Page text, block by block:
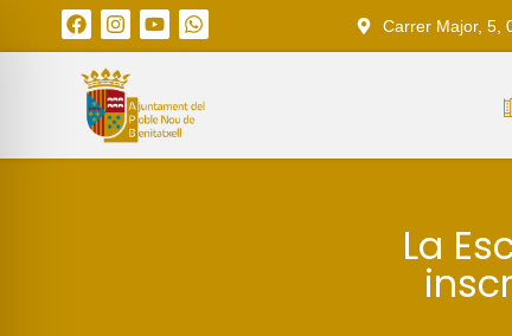
Carrer Major, 5,
La